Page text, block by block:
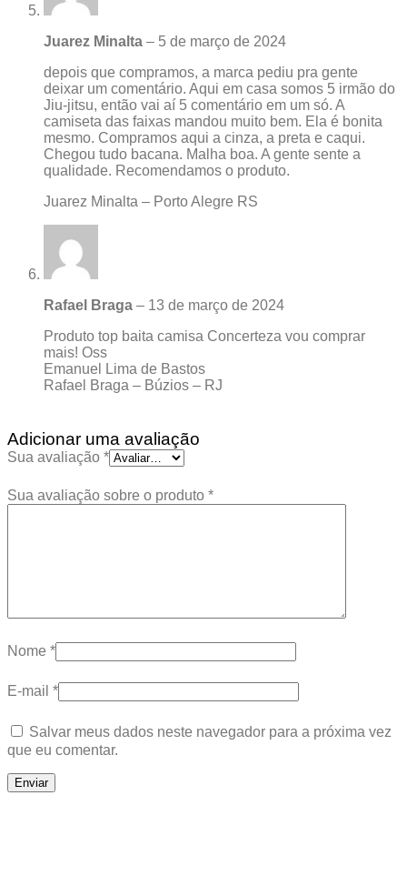
Juarez Minalta – 5 de março de 2024
depois que compramos, a marca pediu pra gente
deixar um comentário. Aqui em casa somos 5 irmão do
Jiu-jitsu, então vai aí 5 comentário em um só. A
camiseta das faixas mandou muito bem. Ela é bonita
mesmo. Compramos aqui a cinza, a preta e caqui.
Chegou tudo bacana. Malha boa. A gente sente a
qualidade. Recomendamos o produto.
Juarez Minalta – Porto Alegre RS
Rafael Braga – 13 de março de 2024
Produto top baita camisa Concerteza vou comprar
mais! Oss
Emanuel Lima de Bastos
Rafael Braga – Búzios – RJ
Adicionar uma avaliação
Sua avaliação *
Sua avaliação sobre o produto *
Nome *
E-mail *
Salvar meus dados neste navegador para a próxima vez
que eu comentar.